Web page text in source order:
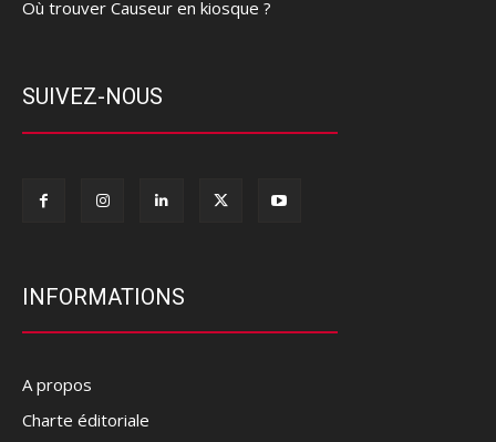
Où trouver Causeur en kiosque ?
SUIVEZ-NOUS
INFORMATIONS
A propos
Charte éditoriale